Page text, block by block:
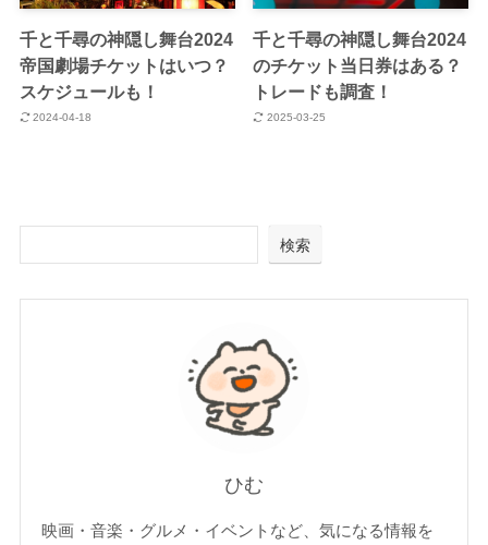
千と千尋の神隠し舞台2024
帝国劇場チケットはいつ？
スケジュールも！
2024-04-18
千と千尋の神隠し舞台2024
のチケット当日券はある？
トレードも調査！
2025-03-25
検索
ひむ
映画・音楽・グルメ・イベントなど、気になる情報を